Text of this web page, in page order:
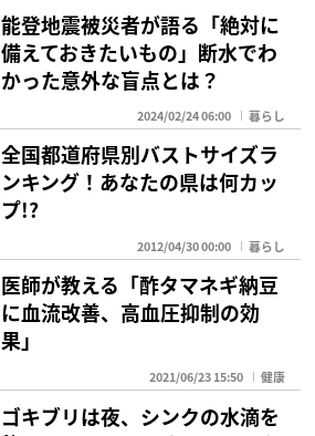
能登地震被災者が語る「絶対に
備えておきたいもの」断水でわ
かった意外な盲点とは？
2024/02/24 06:00 暮らし
全国都道府県別バストサイズラ
ンキング！あなたの県は何カッ
プ!?
2012/04/30 00:00 暮らし
医師が教える「酢タマネギ納豆
に血流改善、高血圧抑制の効
果」
2021/06/23 15:50 健康
ゴキブリは夜、シンクの水滴を